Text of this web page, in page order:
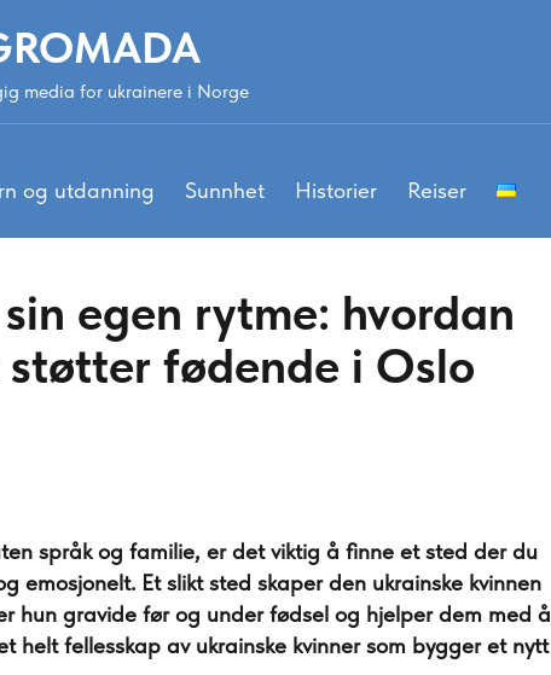
media for ukrainere i Norge
og utdanning Sunnhet Historier Reiser
egen rytme: hvordan
fødende i Oslo
språk og familie, er det viktig å finne et sted der du
emosjonelt. Et slikt sted skaper den ukrainske kvinnen
hun gravide før og under fødsel og hjelper dem med å
helt fellesskap av ukrainske kvinner som bygger et nytt